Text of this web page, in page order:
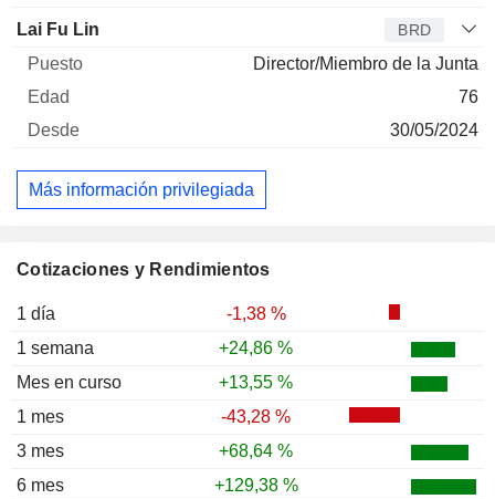
Cotizaciones y Rendimientos
1 día
-1,38 %
1 semana
+24,86 %
Mes en curso
+13,55 %
1 mes
-43,28 %
3 mes
+68,64 %
6 mes
+129,38 %
Lai Fu Lin BRD
Director/Miembro de la Junta
76
30/05/2024
Más información privilegiada